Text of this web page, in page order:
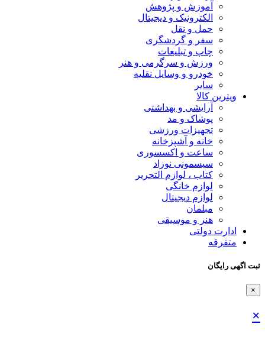
آموزش و پژوهش
الکترونیک و دیجیتال
حمل و نقل
سفر و گردشگری
چاپ و تبلیعات
ورزش و سرگرمی و هنر
خودرو و وسایل نقلیه
سایر
ویترین کالا
آرایشی و بهداشتی
پوشاک و مد
تجهیزات ورزشی
خانه و آشپزخانه
ساعت و اکسسوری
سیسمونی نوزاد
کتاب ، لوازم التحریر
لوازم خانگی
لوازم دیجیتال
مبلمان
هنر و موسیقی
ادارت دولتی
متفرقه
ثبت اگهی رایگان
×
×